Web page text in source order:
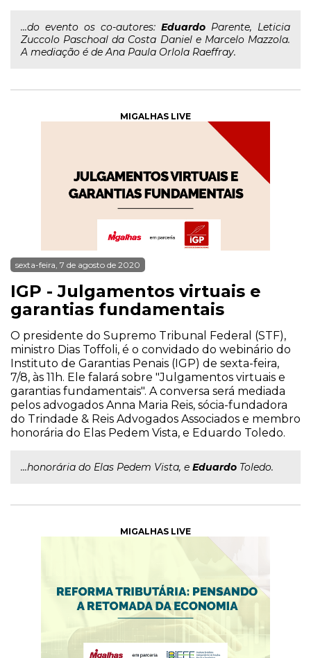
...do evento os co-autores: Eduardo Parente, Leticia
Zuccolo Paschoal da Costa Daniel e Marcelo Mazzola.
A mediação é de Ana Paula Orlola Raeffray.
MIGALHAS LIVE
sexta-feira, 7 de agosto de 2020
IGP - Julgamentos virtuais e
garantias fundamentais
O presidente do Supremo Tribunal Federal (STF),
ministro Dias Toffoli, é o convidado do webinário do
Instituto de Garantias Penais (IGP) de sexta-feira,
7/8, às 11h. Ele falará sobre "Julgamentos virtuais e
garantias fundamentais". A conversa será mediada
pelos advogados Anna Maria Reis, sócia-fundadora
do Trindade & Reis Advogados Associados e membro
honorária do Elas Pedem Vista, e Eduardo Toledo.
...honorária do Elas Pedem Vista, e Eduardo Toledo.
MIGALHAS LIVE